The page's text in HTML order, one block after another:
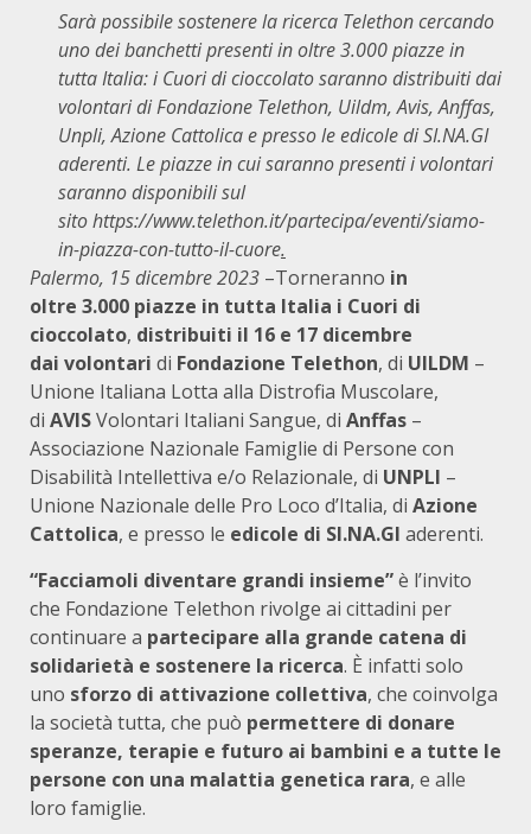
Sarà possibile sostenere la ricerca Telethon cercando
uno dei banchetti presenti in oltre 3.000 piazze in
tutta Italia: i Cuori di cioccolato saranno distribuiti dai
volontari di Fondazione Telethon, Uildm, Avis, Anffas,
Unpli, Azione Cattolica e presso le edicole di SI.NA.GI
aderenti. Le piazze in cui saranno presenti i volontari
saranno disponibili sul
sitohttps://www.telethon.it/partecipa/eventi/siamo-
in-piazza-con-tutto-il-cuore.
Palermo, 15 dicembre 2023 –Torneranno in
oltre 3.000 piazze in tutta Italia i Cuori di
cioccolato, distribuiti il 16 e 17 dicembre
dai volontari di Fondazione Telethon, di UILDM –
Unione Italiana Lotta alla Distrofia Muscolare,
di AVISVolontari Italiani Sangue, di Anffas –
Associazione Nazionale Famiglie di Persone con
Disabilità Intellettiva e/o Relazionale, di UNPLI –
Unione Nazionale delle Pro Loco d’Italia, di Azione
Cattolica, e presso le edicole di SI.NA.GI aderenti.
“Facciamoli diventare grandi insieme”è l’invito
che Fondazione Telethon rivolge ai cittadini per
continuare a partecipare alla grande catena di
solidarietà e sostenere la ricerca. È infatti solo
uno sforzo di attivazione collettiva, che coinvolga
la società tutta, che può permettere di donare
speranze, terapie e futuro ai bambini e a tutte le
persone con una malattia genetica rara, e alle
loro famiglie.